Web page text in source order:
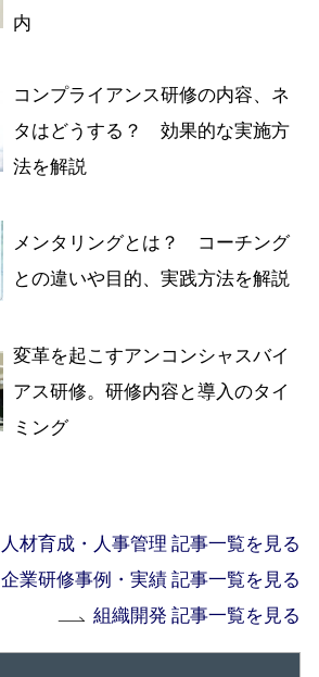
内
コンプライアンス研修の内容、ネ
タはどうする？ 効果的な実施方
法を解説
メンタリングとは？ コーチング
との違いや目的、実践方法を解説
変革を起こすアンコンシャスバイ
アス研修。研修内容と導入のタイ
ミング
人材育成・人事管理 記事一覧を見る
企業研修事例・実績 記事一覧を見る
組織開発 記事一覧を見る